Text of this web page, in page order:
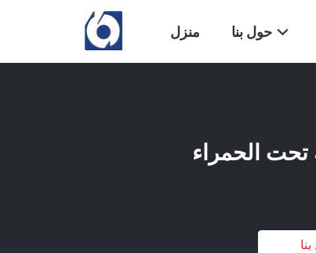
منزل حول بنا
تحت الحمراء